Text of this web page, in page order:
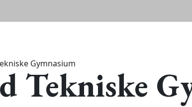
Gymnasium
Tekniske